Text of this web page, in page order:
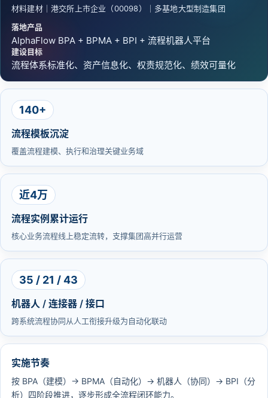
材料建材｜港交所上市企业（00098）｜多基地大型制造集团
落地产品
AlphaFlow BPA + BPMA + BPI + 流程机器人平台
建设目标
流程体系标准化、资产信息化、权责规范化、绩效可量化
140+
流程模板沉淀
覆盖流程建模、执行和治理关键业务域
近4万
流程实例累计运行
核心业务流程线上稳定流转，支撑集团高并行运营
35 / 21 / 43
机器人 / 连接器 / 接口
跨系统流程协同从人工衔接升级为自动化联动
实施节奏
按 BPA（建模）→ BPMA（自动化）→ 机器人（协同）→ BPI（分
析）四阶段推进，逐步形成全流程闭环能力。